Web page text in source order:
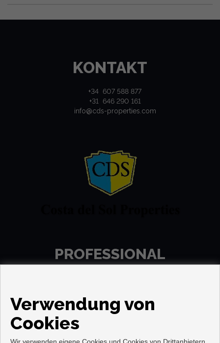
KONTAKT
+34 607 588 877
+31 646 290 161
info@cds-properties.com
PROFESSIONAL
Verwendung von
Cookies